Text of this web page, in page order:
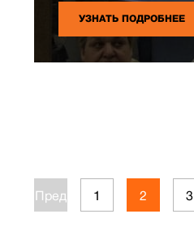
УЗНАТЬ ПОДРОБНЕЕ
Пред. 1 2 3